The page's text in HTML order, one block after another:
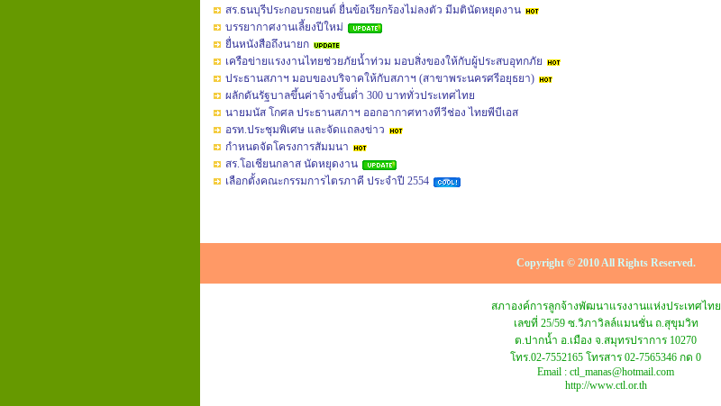
สร.ธนบุรีประกอบรถยนต์ ยื่นข้อเรียกร้องไม่ลงตัว มีมตินัดหยุดงาน
บรรยากาศงานเลี้ยงปีใหม่
ยื่นหนังสือถึงนายก
เครือข่ายแรงงานไทยช่วยภัยน้ำท่วม มอบสิ่งของให้กับผู้ประสบอุทกภัย
ประธานสภาฯ มอบของบริจาคให้กับสภาฯ (สาขาพระนครศรีอยุธยา)
ผลักดันรัฐบาลขึ้นค่าจ้างขั้นต่ำ 300 บาททั่วประเทศไทย
นายมนัส โกศล ประธานสภาฯ ออกอากาศทางทีวีช่อง ไทยพีบีเอส
อรท.ประชุมพิเศษ และจัดแถลงข่าว
กำหนดจัดโครงการสัมมนา
สร.โอเชียนกลาส นัดหยุดงาน
เลือกตั้งคณะกรรมการไตรภาคี ประจำปี 2554
Copyright © 2010 All Rights Reserved.
สภาองค์การลูกจ้างพัฒนาแรงงานแห่งประเทศไทย
เลขที่ 25/59 ซ.วิภาวิลล์แมนชั่น ถ.สุขุมวิท
ต.ปากน้ำ อ.เมือง จ.สมุทรปราการ 10270
โทร.02-7552165 โทรสาร 02-7565346 กด 0
Email : ctl_manas@hotmail.com
http://www.ctl.or.th